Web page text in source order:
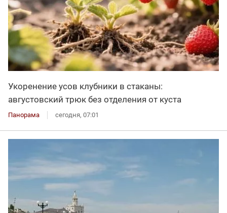
Укоренение усов клубники в стаканы:
августовский трюк без отделения от куста
Панорама сегодня, 07:01